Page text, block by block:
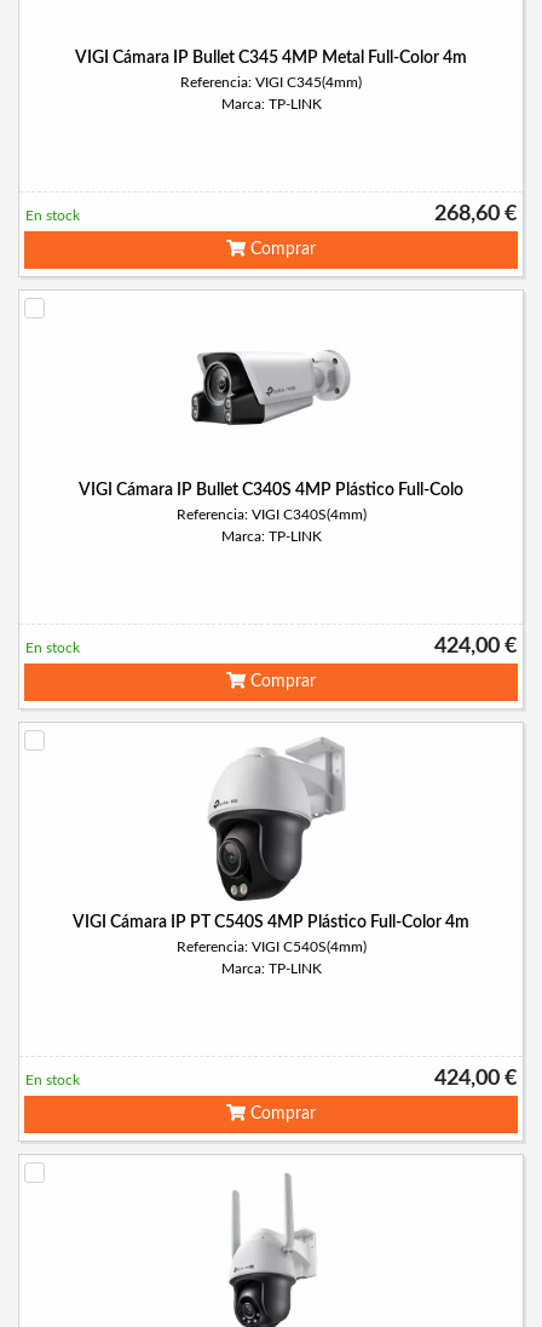
VIGI Cámara IP Bullet C345 4MP Metal Full-Color 4m
Referencia: VIGI C345(4mm)
Marca: TP-LINK
268,60 €
En stock
Comprar
VIGI Cámara IP Bullet C340S 4MP Plástico Full-Colo
Referencia: VIGI C340S(4mm)
Marca: TP-LINK
424,00 €
En stock
Comprar
VIGI Cámara IP PT C540S 4MP Plástico Full-Color 4m
Referencia: VIGI C540S(4mm)
Marca: TP-LINK
424,00 €
En stock
Comprar